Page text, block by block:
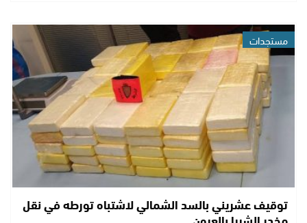
مستجدات
توقيف عشريني بالسد الشمالي لاشتباه تورطه في نقل